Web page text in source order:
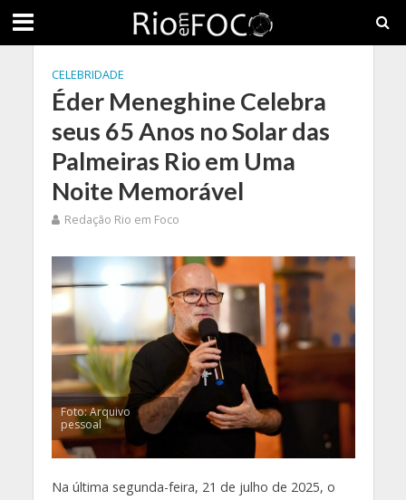
CELEBRIDADE
Éder Meneghine Celebra
seus 65 Anos no Solar das
Palmeiras Rio em Uma
Noite Memorável
Redação Rio em Foco
Foto: Arquivo
pessoal
Na última segunda-feira, 21 de julho de 2025, o